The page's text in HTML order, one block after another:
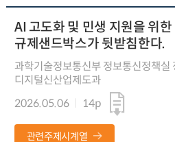
AI 고도화 및 민생 지원을 위
규제샌드박스가 뒷받침한다.
과학기술정보통신부 정보통신정책실
디지털신산업제도과
2026.05.06
14p
관련주제시계열